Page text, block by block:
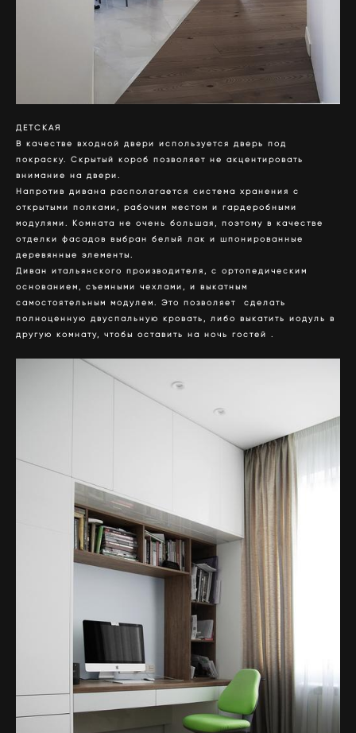
ДЕТСКАЯ
В качестве входной двери используется дверь под
покраску. Скрытый короб позволяет не акцентировать
внимание на двери.
Напротив дивана располагается система хранения с
открытыми полками, рабочим местом и гардеробными
модулями. Комната не очень большая, поэтому в качестве
отделки фасадов выбран белый лак и шпонированные
деревянные элементы.
Диван итальянского производителя, с ортопедическим
основанием, съемными чехлами, и выкатным
самостоятельным модулем. Это позволяет сделать
полноценную двуспальную кровать, либо выкатить иодуль в
другую комнату, чтобы оставить на ночь гостей .